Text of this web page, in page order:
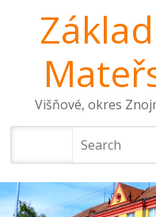
Višňové, okres